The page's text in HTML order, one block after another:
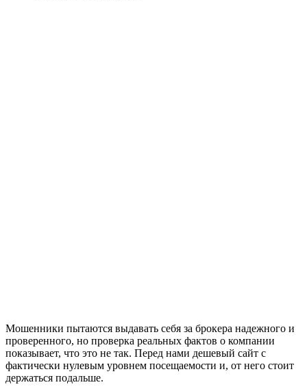
Мошенники пытаются выдавать себя за брокера надежного и
проверенного, но проверка реальных фактов о компании
показывает, что это не так. Перед нами дешевый сайт с
фактически нулевым уровнем посещаемости и, от него стоит
держаться подальше.